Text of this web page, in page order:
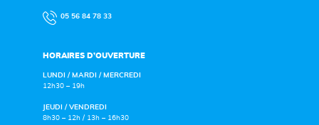
05 56 84 78 33
HORAIRES D’OUVERTURE
LUNDI / MARDI / MERCREDI
12h30 – 19h
JEUDI / VENDREDI
8h30 – 12h / 13h – 16h30